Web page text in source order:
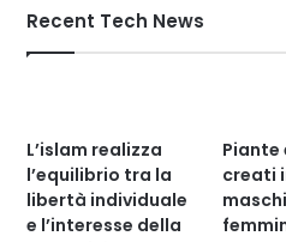
Recent Tech News
L’islam realizza
l’equilibrio tra la
libertà individuale
e l’interesse della
creati